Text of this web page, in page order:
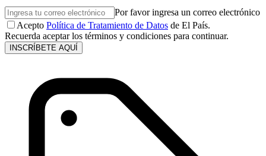
Por favor ingresa un correo electrónico
Acepto Política de Tratamiento de Datos de El País.
Recuerda aceptar los términos y condiciones para continuar.
INSCRÍBETE AQUÍ